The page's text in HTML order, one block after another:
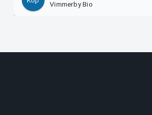
Vimmerby Bio